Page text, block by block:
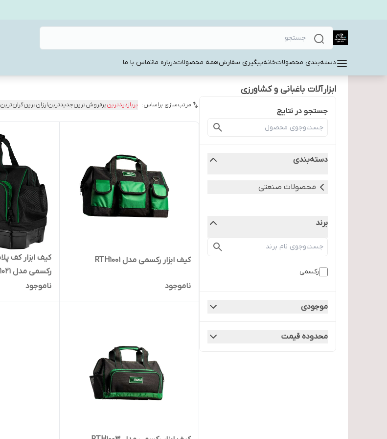
دسته‌بندی محصولاتخانهپیگیری سفارشهمه محصولاتدرباره ماتماس با ما
ابزارآلات باغبانی و کشاورزی
جستجو در نتایج
دسته‌بندی
محصولات صنعتی
برند
رکسمی
موجودی
محدوده قیمت
مرتب‌سازی براساس: پربازدیدترینپرفروش‌ترینجدیدترینارزان‌ترینگران‌ترین
کیف ابزار رکسمی مدل RTH1001
ناموجود
رکسمی مدل RTH1021
ناموجود